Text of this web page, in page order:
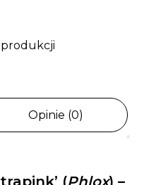
produkcji
Opinie (0)
(Phlox) –